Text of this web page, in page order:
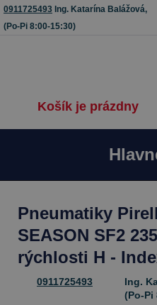
0911725493 Ing. Katarína Balážová,
(Po-Pi 8:00-15:30)
Košík je prázdny
Pneumatiky
SEASON SF2
rýchlosti H -
0911725493
Ing.
(Po-Pi